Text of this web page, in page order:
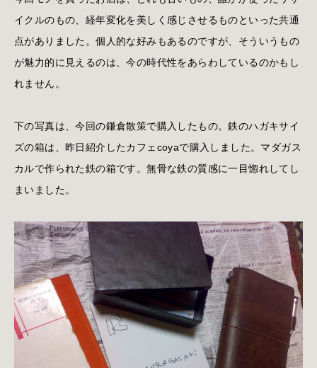
イクルのもの、経年変化を美しく感じさせるものといった共通
点がありました。個人的な好みもあるのですが、そういうもの
が魅力的に見えるのは、今の時代性をあらわしているのかもし
れません。
下の写真は、今回の鎌倉散策で購入したもの。鉄のハガキサイ
ズの箱は、昨日紹介したカフェcoyaで購入しました。マダガス
カルで作られた鉄の箱です。無骨な鉄の質感に一目惚れしてし
まいました。